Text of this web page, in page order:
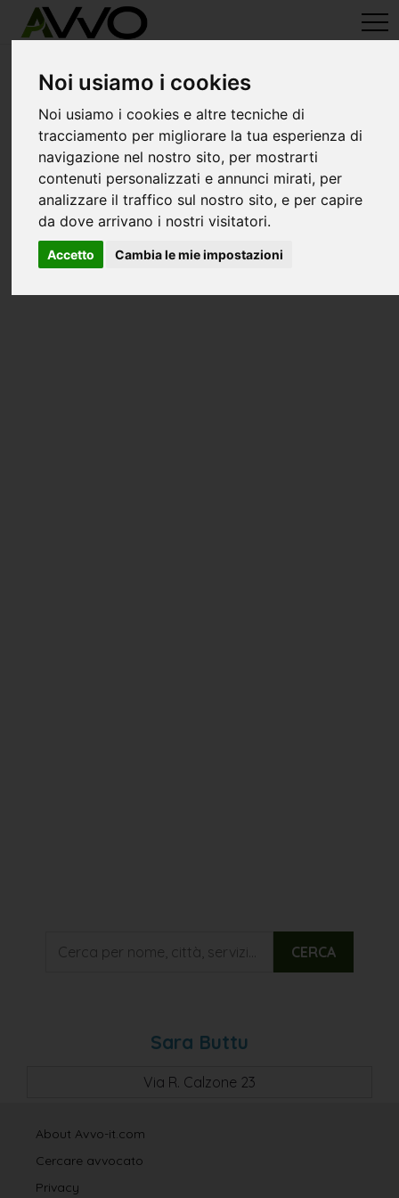
Noi usiamo i cookies
Noi usiamo i cookies e altre tecniche di
tracciamento per migliorare la tua esperienza di
navigazione nel nostro sito, per mostrarti
contenuti personalizzati e annunci mirati, per
analizzare il traffico sul nostro sito, e per capire
da dove arrivano i nostri visitatori.
Accetto Cambia le mie impostazioni
avvo-it>Nuoro> Avvocati gavoi
CERCA
Sara Buttu
Via R. Calzone 23
About Avvo-it.com
Cercare avvocato
Privacy